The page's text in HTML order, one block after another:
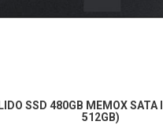
SSD 480GB MEMOX
512GB)